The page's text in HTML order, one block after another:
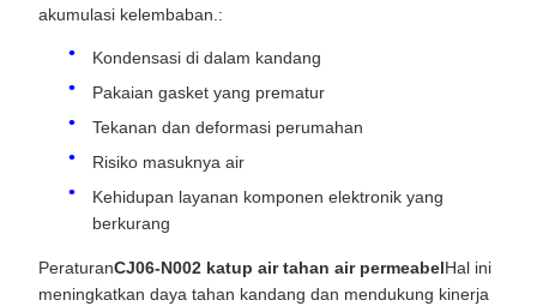
akumulasi kelembaban.:
Kondensasi di dalam kandang
Pakaian gasket yang prematur
Tekanan dan deformasi perumahan
Risiko masuknya air
Kehidupan layanan komponen elektronik yang
berkurang
PeraturanCJ06-N002 katup air tahan air permeabelHal ini
meningkatkan daya tahan kandang dan mendukung kinerja